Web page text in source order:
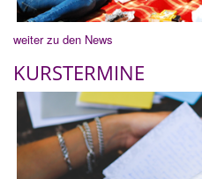
weiter zu den News
KURSTERMINE